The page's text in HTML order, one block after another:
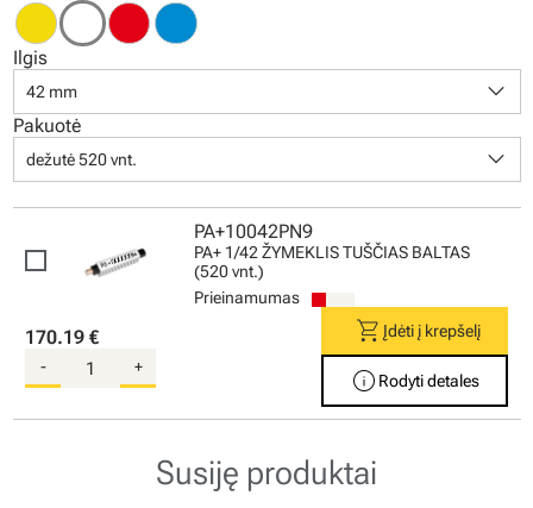
Ilgis
42 mm keyboard_arrow_down
Pakuotė
dežutė 520 vnt. keyboard_arrow_down
PA+10042PN9
PA+ 1/42 ŽYMEKLIS TUŠČIAS BALTAS
(520 vnt.)
Prieinamumas
170.19 €
- +
shopping_cartĮdėti į krepšelį
info Rodyti detales
Susiję produktai